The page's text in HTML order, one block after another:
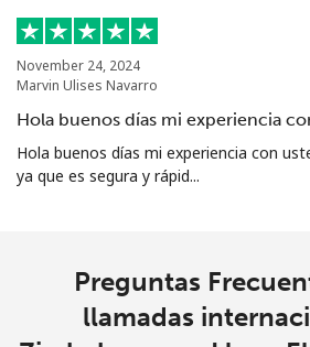
November 24, 2024
Marvin Ulises Navarro
Hola buenos días mi experiencia
Hola buenos días mi experiencia con
ya que es segura y rápid...
Preguntas
llamadas